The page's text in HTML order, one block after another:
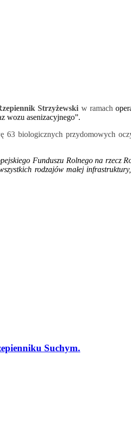
Strzyżewski w ramach
wozu asenizacyjnego”.
biologicznych przydomowych
Funduszu Rolnego na rzecz
rodzajów małej
Suchym.